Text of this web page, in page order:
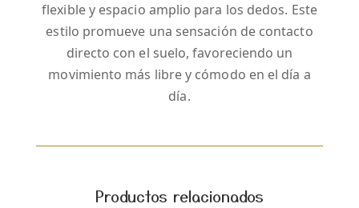
flexible y espacio amplio para los dedos. Este
estilo promueve una sensación de contacto
directo con el suelo, favoreciendo un
movimiento más libre y cómodo en el día a
día.
Productos relacionados